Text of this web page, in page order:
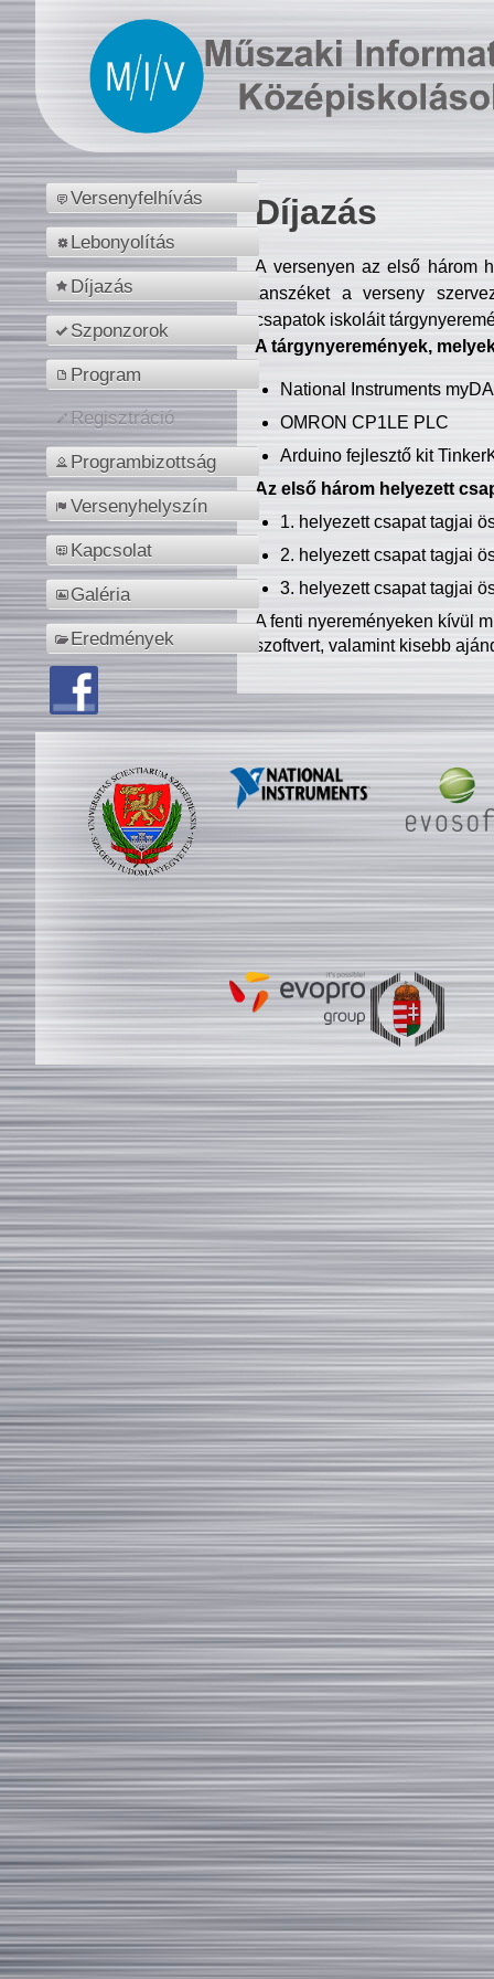
Versenyfelhívás
Lebonyolítás
Díjazás
Szponzorok
Program
Regisztráció
Programbizottság
Versenyhelyszín
Kapcsolat
Galéria
Eredmények
Díjazás
A versenyen az első három
tanszéket a verseny
csapatok iskoláit
A tárgynyeremények,
National Instruments
OMRON CP1LE PLC
Arduino fejlesztő kit
Az első három helyezett
1. helyezett csapat tagjai
2. helyezett csapat tagjai
3. helyezett csapat tagjai
A fenti nyereményeken kívül
szoftvert, valamint kisebb